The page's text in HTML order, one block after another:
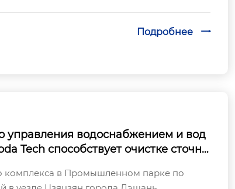
Подробнее 
управления водоснабжением и вод
Tech способствует очистке сточны
гражданской интеграции!
комплекса в Промышленном парке по